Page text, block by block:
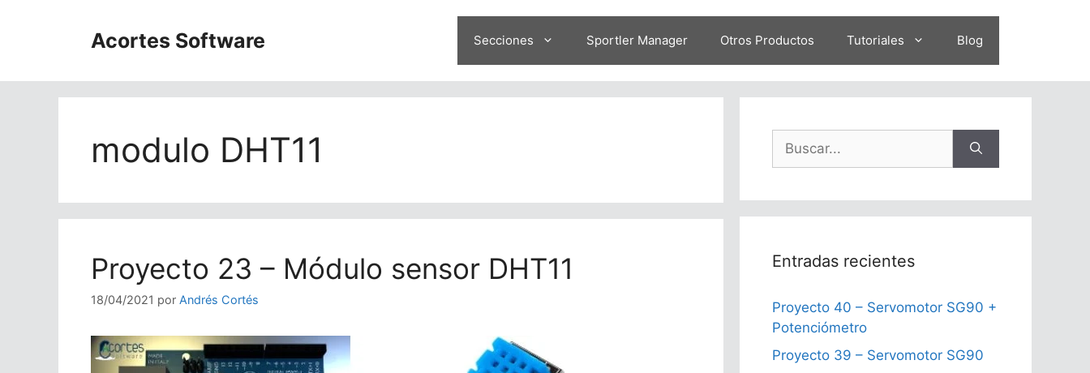
Acortes Software Secciones Sportler Manager Otros Productos Tutoriales Blog
modulo DHT11
Proyecto 23 – Módulo sensor DHT11
18/04/2021 por Andrés Cortés
Buscar:
Entradas recientes
Proyecto 40 – Servomotor SG90 +
Potenciómetro
Proyecto 39 – Servomotor SG90